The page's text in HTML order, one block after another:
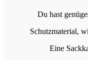
Du hast
Schutzmaterial,
Eine